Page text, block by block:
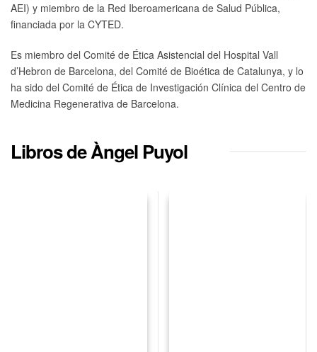
AEI) y miembro de la Red Iberoamericana de Salud Pública,
financiada por la CYTED.
Es miembro del Comité de Ética Asistencial del Hospital Vall
d’Hebron de Barcelona, del Comité de Bioética de Catalunya, y lo
ha sido del Comité de Ética de Investigación Clínica del Centro de
Medicina Regenerativa de Barcelona.
Libros de Àngel Puyol